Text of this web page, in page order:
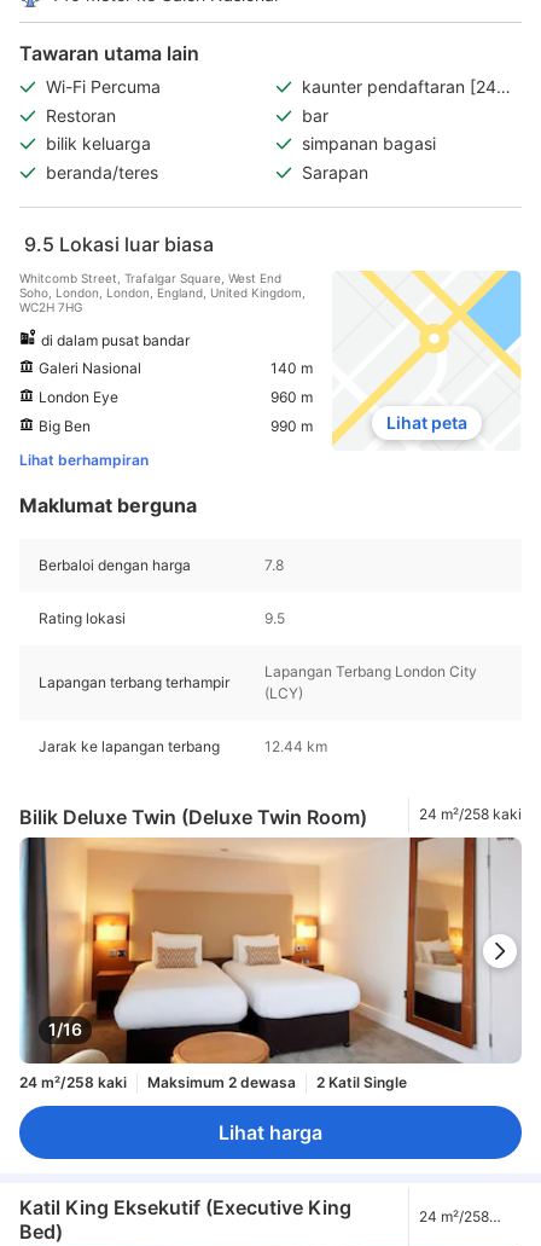
Tawaran utama lain
Wi-Fi Percuma
kaunter pendaftaran [24
jam]
Restoran
bar
bilik keluarga
simpanan bagasi
beranda/teres
Sarapan
9.5 Lokasi luar biasa
Whitcomb Street, Trafalgar Square, West End
Soho, London, London, England, United Kingdom,
WC2H 7HG
di dalam pusat bandar
Galeri Nasional
140 m
London Eye
960 m
Big Ben
990 m
Lihat berhampiran
Lihat peta
Maklumat berguna
Berbaloi dengan harga 7.8
Rating lokasi 9.5
Lapangan terbang terhampir
Lapangan Terbang London City
(LCY)
Jarak ke lapangan terbang 12.44 km
Bilik Deluxe Twin (Deluxe Twin Room) 24 m²/258 kaki
1/16
24 m²/258 kaki Maksimum 2 dewasa 2 Katil Single
Lihat harga
Katil King Eksekutif (Executive King
Bed)
24 m²/258